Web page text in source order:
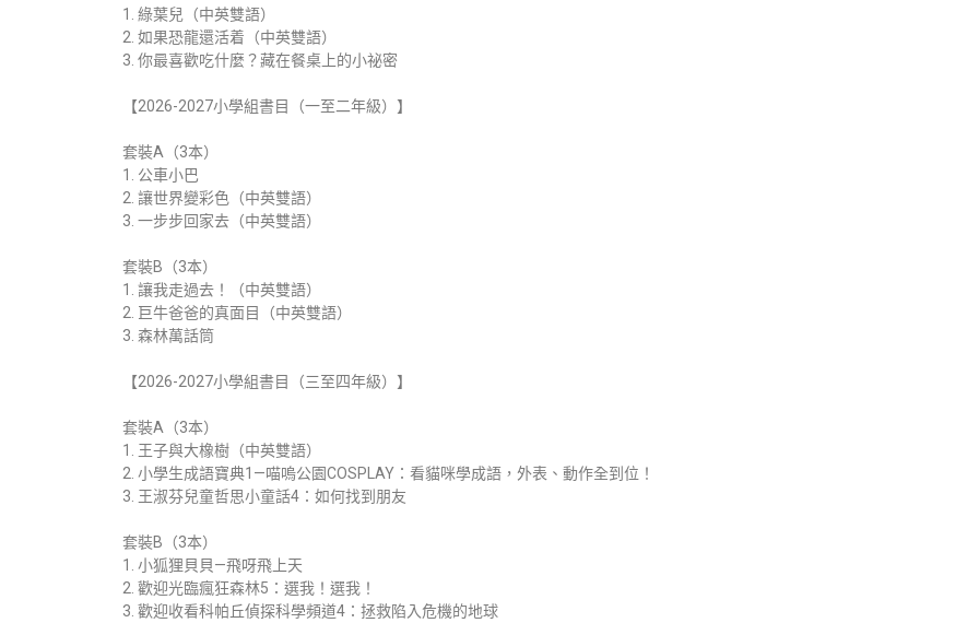
1. 綠葉兒（中英雙語）
2. 如果恐龍還活着（中英雙語）
3. 你最喜歡吃什麼？藏在餐桌上的小祕密
【2026-2027小學組書目（一至二年級）】
套裝A（3本）
1. 公車小巴
2. 讓世界變彩色（中英雙語）
3. 一步步回家去（中英雙語）
套裝B（3本）
1. 讓我走過去！（中英雙語）
2. 巨牛爸爸的真面目（中英雙語）
3. 森林萬話筒
【2026-2027小學組書目（三至四年級）】
套裝A（3本）
1. 王子與大橡樹（中英雙語）
2. 小學生成語寶典1—喵嗚公園COSPLAY：看貓咪學成語，外表、動作全到位！
3. 王淑芬兒童哲思小童話4：如何找到朋友
套裝B（3本）
1. 小狐狸貝貝—飛呀飛上天
2. 歡迎光臨瘋狂森林5：選我！選我！
3. 歡迎收看科帕丘偵探科學頻道4：拯救陷入危機的地球